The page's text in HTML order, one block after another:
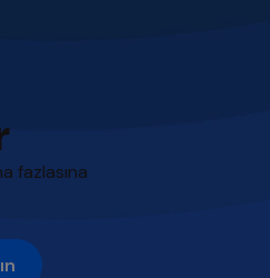
fazlasına